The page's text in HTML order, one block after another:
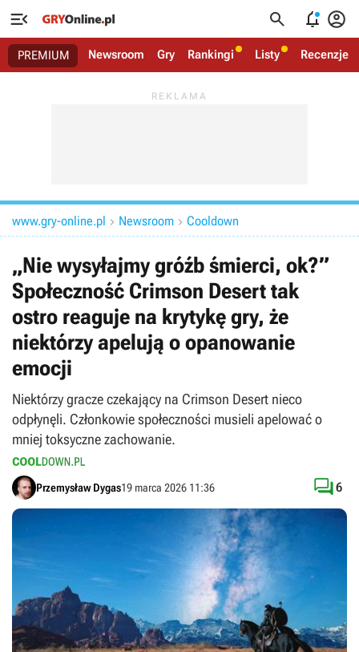
   
PREMIUM Newsroom Gry Rankingi Listy Recenzje
www.gry-online.pl  Newsroom  Cooldown
„Nie wysyłajmy gróźb śmierci, ok?”
Społeczność Crimson Desert tak
ostro reaguje na krytykę gry, że
niektórzy apelują o opanowanie
emocji
Niektórzy gracze czekający na Crimson Desert nieco
odpłynęli. Członkowie społeczności musieli apelować o
mniej toksyczne zachowanie.
Przemysław Dygas19 marca 2026 11:36 6